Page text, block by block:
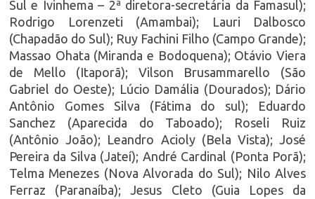
Sul e Ivinhema – 2ª diretora-secretária da Famasul);
Rodrigo Lorenzeti (Amambai); Lauri Dalbosco
(Chapadão do Sul); Ruy Fachini Filho (Campo Grande);
Massao Ohata (Miranda e Bodoquena); Otávio Viera
de Mello (Itaporã); Vilson Brusammarello (São
Gabriel do Oeste); Lúcio Damália (Dourados); Dário
Antônio Gomes Silva (Fátima do sul); Eduardo
Sanchez (Aparecida do Taboado); Roseli Ruiz
(Antônio João); Leandro Acioly (Bela Vista); José
Pereira da Silva (Jateí); André Cardinal (Ponta Porã);
Telma Menezes (Nova Alvorada do Sul); Nilo Alves
Ferraz (Paranaíba); Jesus Cleto (Guia Lopes da